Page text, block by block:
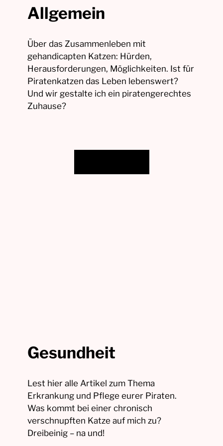
Allgemein
Über das Zusammenleben mit
gehandicapten Katzen: Hürden,
Herausforderungen, Möglichkeiten. Ist für
Piratenkatzen das Leben lebenswert?
Und wir gestalte ich ein piratengerechtes
Zuhause?
Gesundheit
Lest hier alle Artikel zum Thema
Erkrankung und Pflege eurer Piraten.
Was kommt bei einer chronisch
verschnupften Katze auf mich zu?
Dreibeinig – na und!